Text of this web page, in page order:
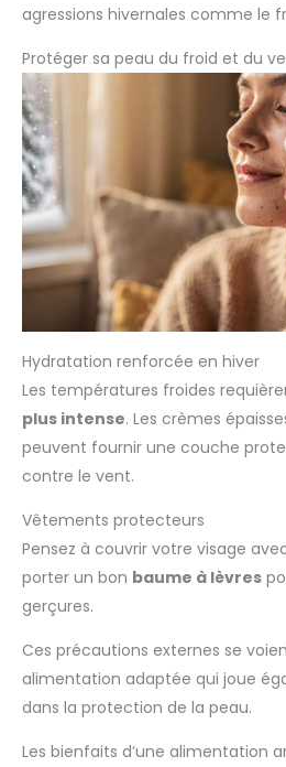
agressions hivernales comme le
Protéger sa peau du froid et du
Hydratation renforcée en hiver
Les températures froides
plus intense. Les crèmes
peuvent fournir une couche
contre le vent.
Vêtements protecteurs
Pensez à couvrir votre visage
porter un bon baume à lèvres
gerçures.
Ces précautions externes se
alimentation adaptée qui joue
dans la protection de la peau.
Les bienfaits d’une alimentation